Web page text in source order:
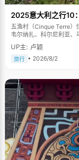
2025意大利之行10
五渔村（Cinque Terre）
韦尔纳扎、科尔尼利亚、
山傍海，房屋色彩斑斓，
UP主: 卢颖
旅行 • 2026/8/2